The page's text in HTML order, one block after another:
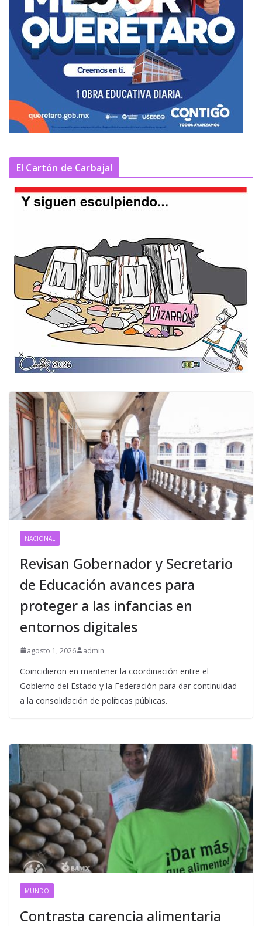
El Cartón de Carbajal
NACIONAL
Revisan Gobernador y Secretario
de Educación avances para
proteger a las infancias en
entornos digitales
agosto 1, 2026 admin
Coincidieron en mantener la coordinación entre el
Gobierno del Estado y la Federación para dar continuidad
a la consolidación de políticas públicas.
MUNDO
Contrasta carencia alimentaria